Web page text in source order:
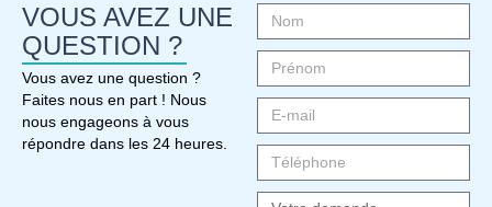
VOUS AVEZ UNE
QUESTION ?
Vous avez une question ?
Faites nous en part ! Nous
nous engageons à vous
répondre dans les 24 heures.